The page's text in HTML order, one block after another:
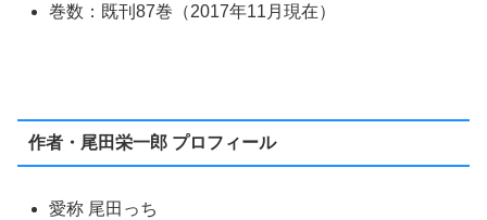
巻数：既刊87巻（2017年11月現在）
作者・尾田栄一郎 プロフィール
愛称 尾田っち